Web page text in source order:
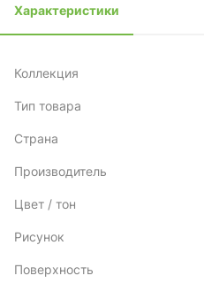
Характеристики
Коллекция
Тип товара
Страна
Производитель
Цвет / тон
Рисунок
Поверхность